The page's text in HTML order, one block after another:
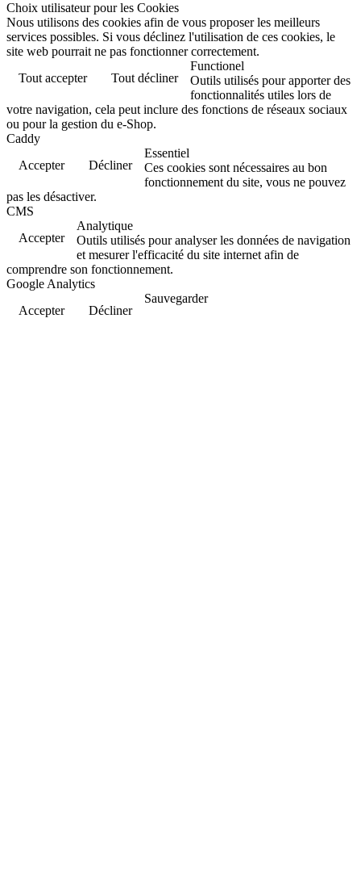
Choix utilisateur pour les Cookies
Nous utilisons des cookies afin de vous proposer les meilleurs
services possibles. Si vous déclinez l'utilisation de ces cookies, le
site web pourrait ne pas fonctionner correctement.
Tout accepter
Tout décliner
Functionel
Outils utilisés pour apporter des
fonctionnalités utiles lors de
votre navigation, cela peut inclure des fonctions de réseaux sociaux
ou pour la gestion du e-Shop.
Caddy
Accepter
Décliner
Essentiel
Ces cookies sont nécessaires au bon
fonctionnement du site, vous ne pouvez
pas les désactiver.
CMS
Accepter
Analytique
Outils utilisés pour analyser les données de navigation
et mesurer l'efficacité du site internet afin de
comprendre son fonctionnement.
Google Analytics
Accepter
Décliner
Sauvegarder